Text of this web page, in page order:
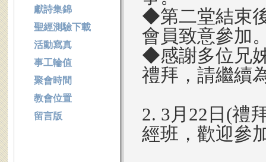
◆第二堂結束
會員致意參加
◆感謝多位兄
禮拜，請繼續
2. 3月22日(禮
經班，歡迎參
獻詩集錦
聖經測驗下載
活動寫真
事工輪值
聚會時間
教會位置
留言版